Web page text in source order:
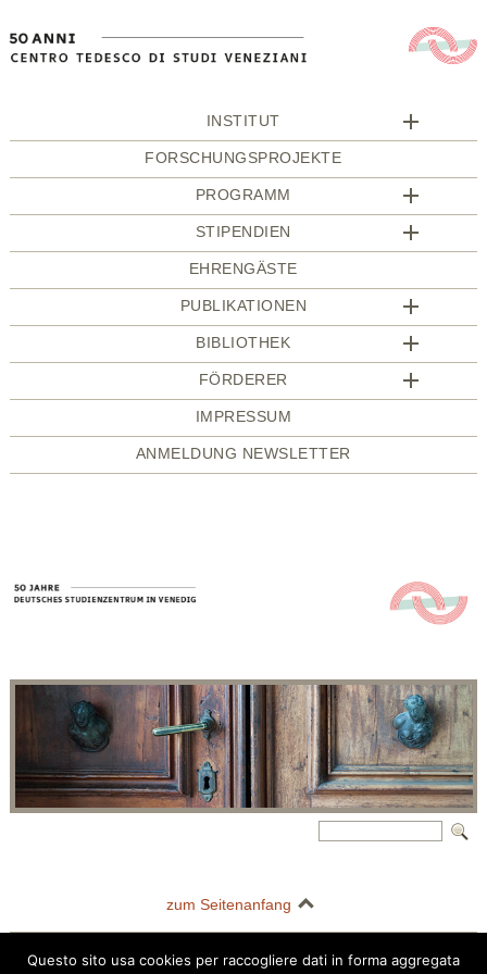
INSTITUT
FORSCHUNGSPROJEKTE
PROGRAMM
STIPENDIEN
EHRENGÄSTE
PUBLIKATIONEN
BIBLIOTHEK
FÖRDERER
IMPRESSUM
ANMELDUNG NEWSLETTER
zum Seitenanfang
Deutsches Studienzentrum in Venedig | Palazzo Barbarigo della Terrazza |
Questo sito usa cookies per raccogliere dati in forma aggregata